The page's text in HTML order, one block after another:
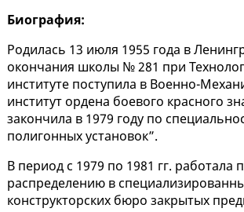
Биография:
Родилась 13 июля 1955 года в
окончания школы № 281 при
институте поступила в Военно-
институт ордена боевого красного
закончила в 1979 году по
полигонных установок”.
В период с 1979 по 1981 гг. работала
распределению в
конструкторских бюро закрытых